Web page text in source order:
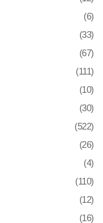
(6)
(33)
(67)
(111)
(10)
(30)
(522)
(26)
(4)
(110)
(12)
(16)